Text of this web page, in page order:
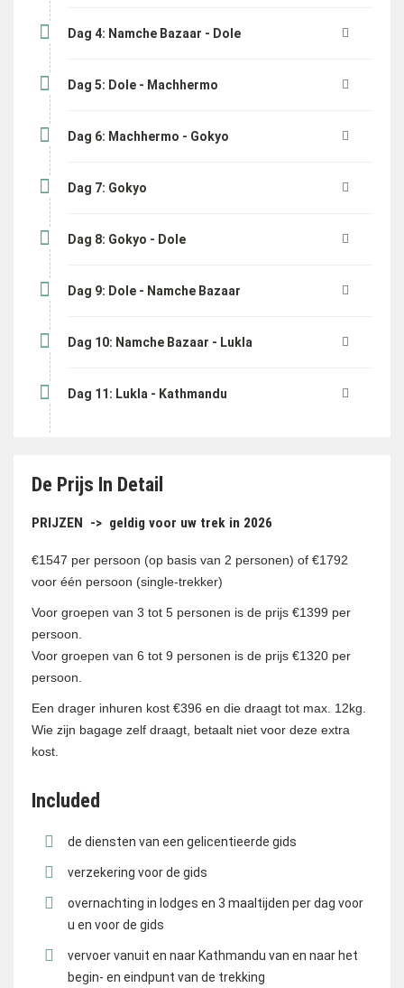
Dag 4: Namche Bazaar - Dole
Dag 5: Dole - Machhermo
Dag 6: Machhermo - Gokyo
Dag 7: Gokyo
Dag 8: Gokyo - Dole
Dag 9: Dole - Namche Bazaar
Dag 10: Namche Bazaar - Lukla
Dag 11: Lukla - Kathmandu
De Prijs In Detail
PRIJZEN -> geldig voor uw trek in 2026
€1547 per persoon (op basis van 2 personen) of €1792
voor één persoon (single-trekker)
Voor groepen van 3 tot 5 personen is de prijs €1399 per
persoon.
Voor groepen van 6 tot 9 personen is de prijs €1320 per
persoon.
Een drager inhuren kost €396 en die draagt tot max. 12kg.
Wie zijn bagage zelf draagt, betaalt niet voor deze extra
kost.
Included
de diensten van een gelicentieerde gids
verzekering voor de gids
overnachting in lodges en 3 maaltijden per dag voor
u en voor de gids
vervoer vanuit en naar Kathmandu van en naar het
begin- en eindpunt van de trekking